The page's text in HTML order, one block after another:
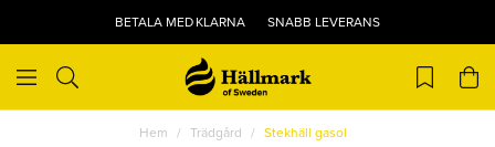
BETALA MED KLARNA SNABB LEVERANS
Hem Trädgård Stekhäll gasol